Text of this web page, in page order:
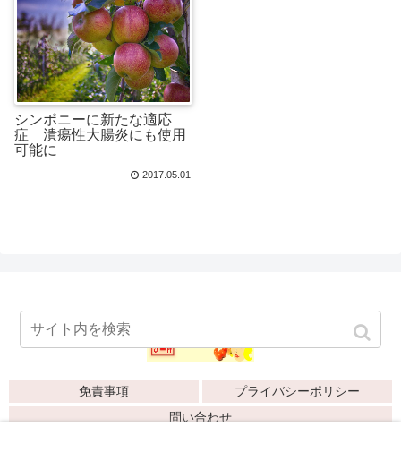
シンポニーに新たな適応
症 潰瘍性大腸炎にも使用
可能に
2017.05.01
免責事項
プライバシーポリシー
問い合わせ